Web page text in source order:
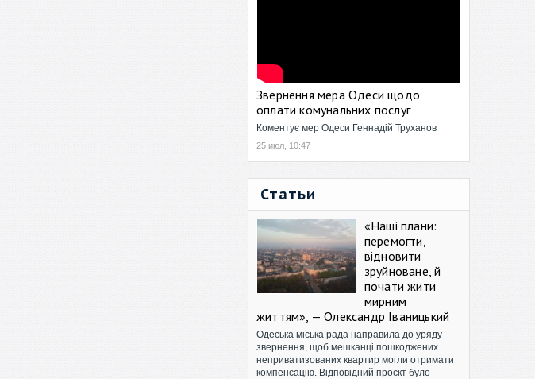
Звернення мера Одеси щодо
оплати комунальних послуг
Коментує мер Одеси Геннадій Труханов
25 июл, 10:47
Статьи
«Наші плани:
перемогти,
відновити
зруйноване, й
почати жити
мирним
життям», — Олександр Іваницький
Одеська міська рада направила до уряду
звернення, щоб мешканці пошкоджених
неприватизованих квартир могли отримати
компенсацію. Відповідний проєкт було